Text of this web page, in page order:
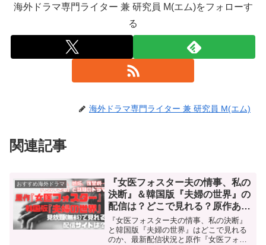
海外ドラマ専門ライター 兼 研究員 M(エム)をフォローす
る
海外ドラマ専門ライター 兼 研究員 M(エム)
関連記事
おすすめ海外ドラマ
『女医フォスター夫の情事、私の
決断』＆韓国版『夫婦の世界』の
配信は？どこで見れる？原作あら
すじ＆感想！
『女医フォスター夫の情事、私の決断』
と韓国版『夫婦の世界』はどこで見れる
のか、最新配信状況と原作『女医フォス